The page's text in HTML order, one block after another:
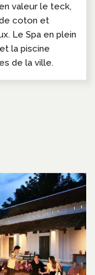
valeur le teck,
coton et
Le Spa en plein
la piscine
de la ville.